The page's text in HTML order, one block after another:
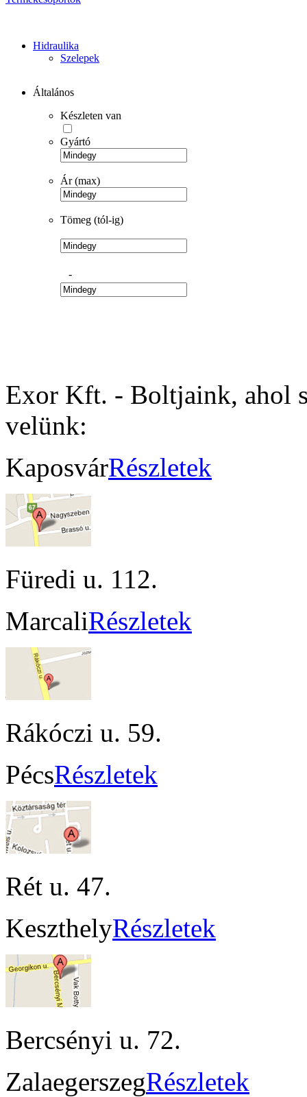
Hidraulika
Szelepek
Általános
Készleten van
Gyártó
Ár (max)
Tömeg (tól-ig)
-
Exor Kft. - Boltjaink, ahol
velünk:
KaposvárRészletek
Füredi u. 112.
MarcaliRészletek
Rákóczi u. 59.
PécsRészletek
Rét u. 47.
KeszthelyRészletek
Bercsényi u. 72.
ZalaegerszegRészletek